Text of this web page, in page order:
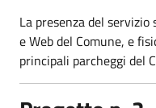
La presenza del
e Web del Comune, e
principali parcheggi del